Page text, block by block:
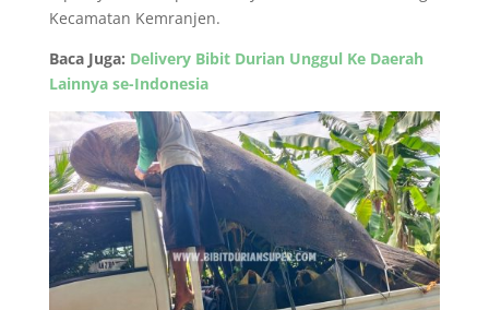
Kecamatan Kemranjen.
Baca Juga: Delivery Bibit Durian Unggul Ke Daerah
Lainnya se-Indonesia